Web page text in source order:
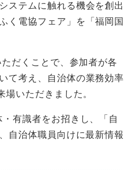
ステムに触れる機会を創出
く電協フェア」を「福岡国
だくことで、参加者が各
て考え、自治体の業務効率
いただきました。
有識者をお招きし、「自
自治体職員向けに最新情報